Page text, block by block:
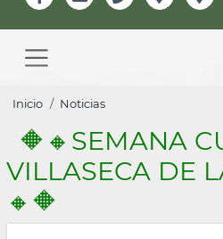
Información
Header
navigation
Sobrescribir
enlaces
de
ayuda
a
Inicio Noticias
🔶🔸SEMANA
VILLASECA DE
🔸🔶